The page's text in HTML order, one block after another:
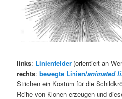
links: Linienfelder (orientiert an
rechts:bewegte Linien/animated
Strichen ein Kostüm für die
Reihe von Klonen erzeugen und